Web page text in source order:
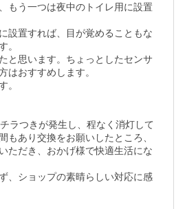
もう一つは夜中のトイレ用に設置
設置すれば、目が覚めることもな
。
と思います。ちょっとしたセンサ
はおすすめします。
。
ラつきが発生し、程なく消灯して
もあり交換をお願いしたところ、
ただき、おかげ様で快適生活にな
、ショップの素晴らしい対応に感